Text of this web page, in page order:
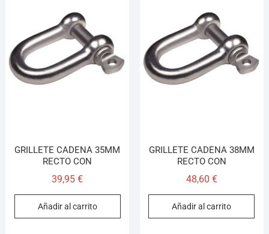
GRILLETE CADENA 35MM
RECTO CON
39,95€
Añadir al carrito
GRILLETE CADENA 38MM
RECTO CON
48,60 €
Añadir al carrito